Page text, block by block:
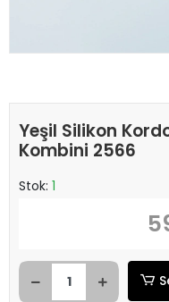
Yeşil Silikon
Kombini 2566
Stok: 1